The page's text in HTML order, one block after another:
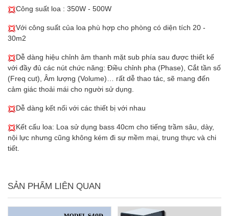
Công suất loa : 350W - 500W
Với công suất của loa phù hợp cho phòng có diện tích 20 -
30m2
Dễ dàng hiệu chỉnh âm thanh mặt sub phía sau được thiết kế
với đầy đủ các nút chức năng: Điều chỉnh pha (Phase), Cắt tần số
(Freq cut), Âm lượng (Volume)… rất dễ thao tác, sẽ mang đến
cảm giác thoải mái cho người sử dụng.
Dễ dàng kết nối với các thiết bị với nhau
Kết cấu loa: Loa sử dụng bass 40cm cho tiếng trầm sâu, dày,
nội lực nhưng cũng không kém đi sự mềm mại, trung thực và chi
tiết.
SẢN PHẨM LIÊN QUAN